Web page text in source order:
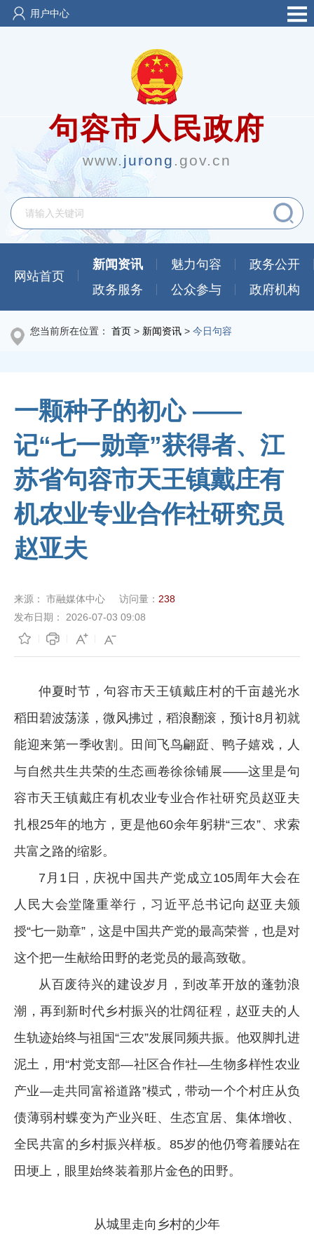
用户中心
句容市人民政府
www.jurong .gov.cn
网站首页
新闻资讯 魅力句容
政务公开
政务服务
公众参与 政府机构
您当前所在位置： 首页 > 新闻资讯 > 今日句容
一颗种子的初心 ——
记“七一勋章”获得者、江
苏省句容市天王镇戴庄有
机农业专业合作社研究员
赵亚夫
来源： 市融媒体中心 访问量： 238
发布日期：
2026-07-03 09:08
仲夏时节，句容市天王镇戴庄村的千亩越光水
稻田碧波荡漾，微风拂过，稻浪翻滚，预计8月初就
能迎来第一季收割。田间飞鸟翩跹、鸭子嬉戏，人
与自然共生共荣的生态画卷徐徐铺展——这里是句
容市天王镇戴庄有机农业专业合作社研究员赵亚夫
扎根25年的地方，更是他60余年躬耕“三农”、求索
共富之路的缩影。
7月1日，庆祝中国共产党成立105周年大会在
人民大会堂隆重举行，习近平总书记向赵亚夫颁
授“七一勋章”，这是中国共产党的最高荣誉，也是对
这个把一生献给田野的老党员的最高致敬。
从百废待兴的建设岁月，到改革开放的蓬勃浪
潮，再到新时代乡村振兴的壮阔征程，赵亚夫的人
生轨迹始终与祖国“三农”发展同频共振。他双脚扎进
泥土，用“村党支部—社区合作社—生物多样性农业
产业—走共同富裕道路”模式，带动一个个村庄从负
债薄弱村蝶变为产业兴旺、生态宜居、集体增收、
全民共富的乡村振兴样板。85岁的他仍弯着腰站在
田埂上，眼里始终装着那片金色的田野。
从城里走向乡村的少年